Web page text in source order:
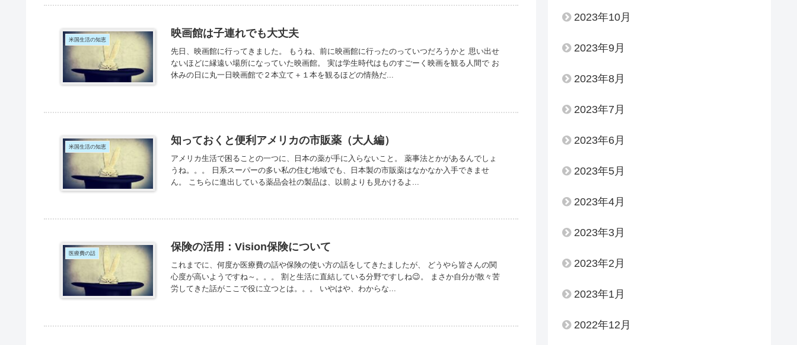
米国生活の知恵
映画館は子連れでも大丈夫
先日、映画館に行ってきました。 もうね、前に映画館に行ったのっていつだろうかと 思い出せ
ないほどに縁遠い場所になっていた映画館。 実は学生時代はものすごーく映画を観る人間で お
休みの日に丸一日映画館で２本立て＋１本を観るほどの情熱だ...
米国生活の知恵
知っておくと便利アメリカの市販薬（大人編）
アメリカ生活で困ることの一つに、日本の薬が手に入らないこと。 薬事法とかがあるんでしょ
うね。。。 日系スーパーの多い私の住む地域でも、日本製の市販薬はなかなか入手できませ
ん。 こちらに進出している薬品会社の製品は、以前よりも見かけるよ...
医療費の話
保険の活用：Vision保険について
これまでに、何度か医療費の話や保険の使い方の話をしてきたましたが、 どうやら皆さんの関
心度が高いようですね～。。。 割と生活に直結している分野ですしね😉。 まさか自分が散々苦
労してきた話がここで役に立つとは。。。 いやはや、わからな...
2023年10月
2023年9月
2023年8月
2023年7月
2023年6月
2023年5月
2023年4月
2023年3月
2023年2月
2023年1月
2022年12月